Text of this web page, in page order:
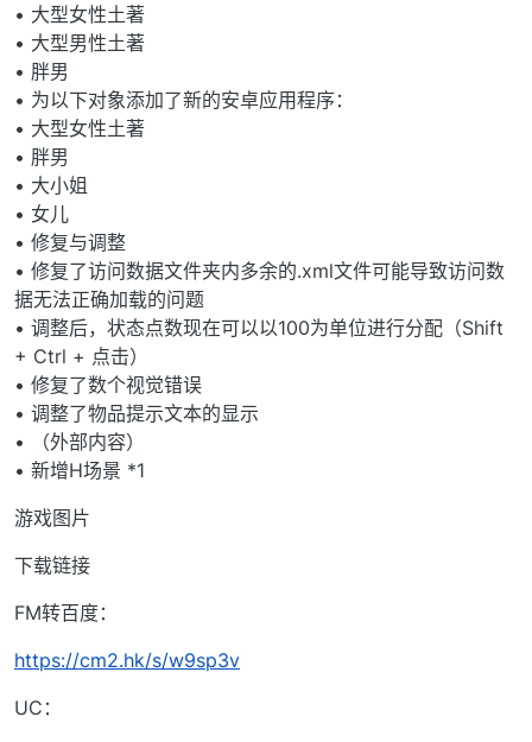
• 大型女性土著
• 大型男性土著
• 胖男
• 为以下对象添加了新的安卓应用程序：
• 大型女性土著
• 胖男
• 大小姐
• 女儿
• 修复与调整
• 修复了访问数据文件夹内多余的.xml文件可能导致访问数
据无法正确加载的问题
• 调整后，状态点数现在可以以100为单位进行分配（Shift
+ Ctrl + 点击）
• 修复了数个视觉错误
• 调整了物品提示文本的显示
• （外部内容）
• 新增H场景 *1
游戏图片
下载链接
FM转百度：
https://cm2.hk/s/w9sp3v
UC：